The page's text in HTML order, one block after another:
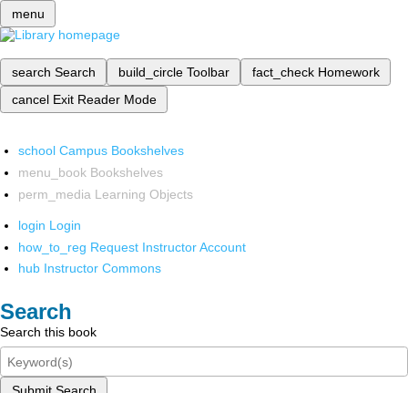
menu
search Search build_circle Toolbar fact_check Homework
cancel Exit Reader Mode
school Campus Bookshelves
menu_book Bookshelves
perm_media Learning Objects
login Login
how_to_reg Request Instructor Account
hub Instructor Commons
Search
Search this book
Submit Search